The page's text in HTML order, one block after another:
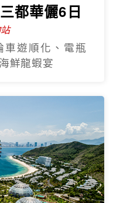
都華儷6日
車遊順化、電瓶
鮮龍蝦宴